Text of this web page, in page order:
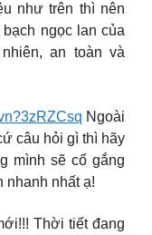
như trên thì nên
ngọc lan của
an toàn và
Ngoài
câu hỏi gì thì hãy
mình sẽ cố gắng
nhanh nhất ạ!
Thời tiết đang